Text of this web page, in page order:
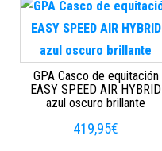
GPA Casco de equitación
EASY SPEED AIR HYBRID
azul oscuro brillante
419,95€